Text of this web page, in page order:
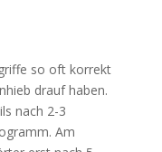
so oft korrekt
drauf haben.
nach 2-3
Am